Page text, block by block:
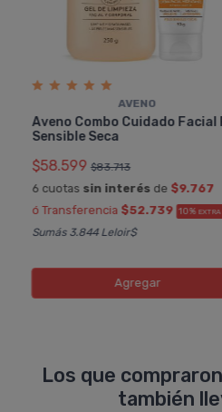
AVENO
Aveno Combo Cuidado Facial
Sensible Seca
$58.599 $83.713
6 cuotas sin interésde $9.767
ó Transferencia $52.739 10% EXTRA
Sumás 3.844 Leloir$
Agregar
Los que
también